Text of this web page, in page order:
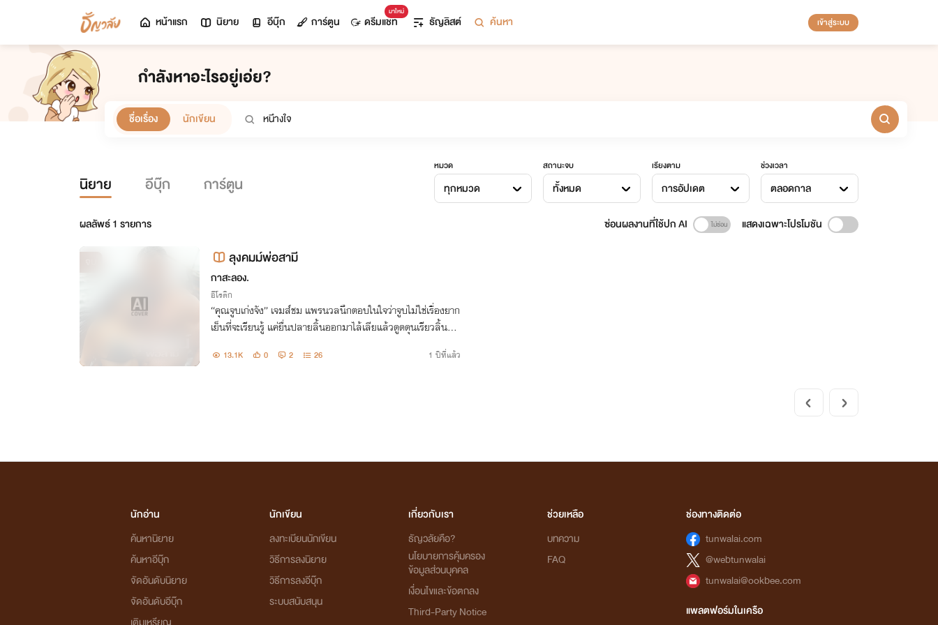
หน้าแรก นิยาย อีบุ๊ก การ์ตูน
มาใหม่
ดรีมแชท ธัญลิสต์ ค้นหา เข้าสู่ระบบ
กำลังหาอะไรอยู่เอ่ย?
ชื่อเรื่อง นักเขียน
นิยาย อีบุ๊ก การ์ตูน
หมวด
ทุกหมวด
สถานะจบ
ทั้งหมด
เรียงตาม
การอัปเดต
ช่วงเวลา
ตลอดกาล
ผลลัพธ์1 รายการ ซ่อนผลงานที่ใช้ปก AI แสดงเฉพาะโปรโมชัน
ลุงคมม์พ่อสามี
กาสะลอง.
อีโรติก
“คุณจูบเก่งจัง” เจมส์ชม แพรนวลนึกตอบในใจว่าจูบไม่ใช่เรื่องยาก
เย็นที่จะเรียนรู้ แค่ยื่นปลายลิ้นออกมาไล้เลียแล้วดูดดุนเรียวลิ้นขอ
มือทาบลงมาบีบ
13.1K 0 2 26 1 ปีที่แล้ว
นักอ่าน
ค้นหานิยาย
ค้นหาอีบุ๊ก
จัดอันดับนิยาย
จัดอันดับอีบุ๊ก
นักเขียน
ลงทะเบียนนักเขียน
วิธีการลงนิยาย
วิธีการลงอีบุ๊ก
ระบบสนับสนุน
เกี่ยวกับเรา
ธัญวลัยคือ?
นโยบายการคุ้มครอง
ข้อมูลส่วนบุคคล
เงื่อนไขและข้อตกลง
Third-Party Notice
ช่วยเหลือ
บทความ
FAQ
ช่องทางติดต่อ
tunwalai.com
@webtunwalai
tunwalai@ookbee.com
แพลตฟอร์มในเครือ